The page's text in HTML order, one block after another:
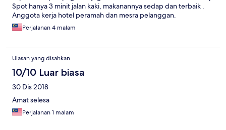
Spot hanya 3 minit jalan kaki, makanannya sedap dan terbaik .
Anggota kerja hotel peramah dan mesra pelanggan.
Perjalanan 4 malam
Ulasan yang disahkan
10/10 Luar biasa
30 Dis 2018
Amat selesa
Perjalanan 1 malam